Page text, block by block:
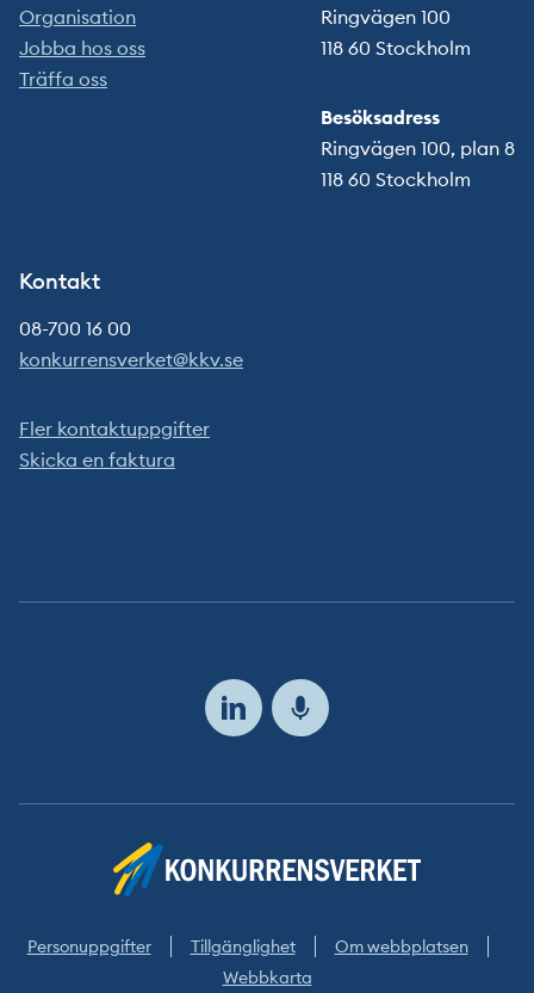
Organisation
Jobba hos oss
Träffa oss
Ringvägen 100
118 60 Stockholm
Besöksadress
Ringvägen 100, plan 8
118 60 Stockholm
Kontakt
08-700 16 00
konkurrensverket@kkv.se
Fler kontaktuppgifter
Skicka en faktura
Följ
Personuppgifter Tillgänglighet
Om webbplatsen
Webbkarta